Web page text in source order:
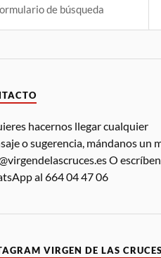
hacernos llegar cualquier
o sugerencia, mándanos un
O
al 664 04 47 06
VIRGEN DE LAS CRUCES